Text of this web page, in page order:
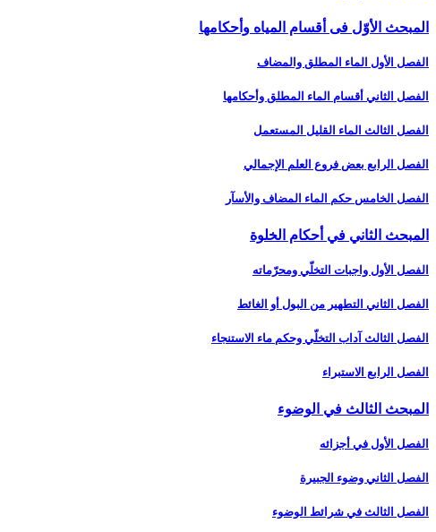
المبحث الأوّل فى أقسام المياه وأحكامها
الفصل الأول الماء المطلق والمضاف‏
الفصل الثاني أقسام الماء المطلق وأحكامها
الفصل الثالث الماء القليل المستعمل‏
الفصل الرابع بعض فروع العلم الإجمالي‏
الفصل الخامس حكم الماء المضاف والأسآر
المبحث الثاني في أحكام الخلوة
الفصل الأول واجبات التخلّي ومحرّماته‏
الفصل الثاني التطهير من البول أو الغائط
الفصل الثالث آداب التخلّي وحكم ماء الاستنجاء
الفصل الرابع الاستبراء
المبحث الثالث في الوضوء
الفصل الأول في أجزائه‏
الفصل الثاني وضوء الجبيرة
الفصل الثالث في شرائط الوضوء